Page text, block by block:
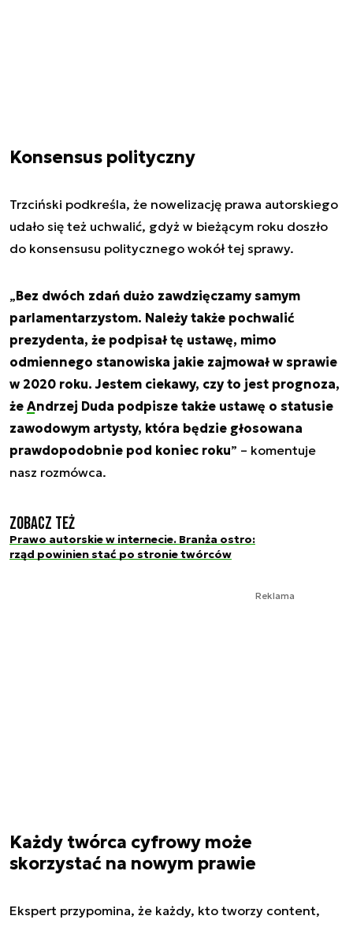
Konsensus polityczny
Trzciński podkreśla, że nowelizację prawa autorskiego
udało się też uchwalić, gdyż w bieżącym roku doszło
do konsensusu politycznego wokół tej sprawy.
„Bez dwóch zdań dużo zawdzięczamy samym
parlamentarzystom. Należy także pochwalić
prezydenta, że podpisał tę ustawę, mimo
odmiennego stanowiska jakie zajmował w sprawie
w 2020 roku. Jestem ciekawy, czy to jest prognoza,
że Andrzej Duda podpisze także ustawę o statusie
zawodowym artysty, która będzie głosowana
prawdopodobnie pod koniec roku” – komentuje
nasz rozmówca.
Zobacz też
Prawo autorskie w internecie. Branża ostro:
rząd powinien stać po stronie twórców
Reklama
Każdy twórca cyfrowy może
skorzystać na nowym prawie
Ekspert przypomina, że każdy, kto tworzy content,